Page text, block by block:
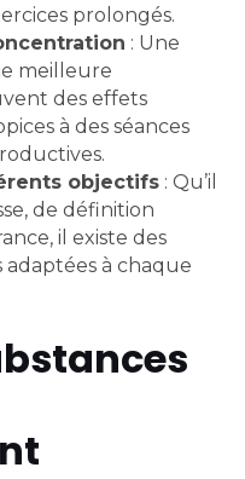
prolongés.
: Une
meilleure
des effets
à des séances
objectifs : Qu’il
de définition
il existe des
adaptées à chaque